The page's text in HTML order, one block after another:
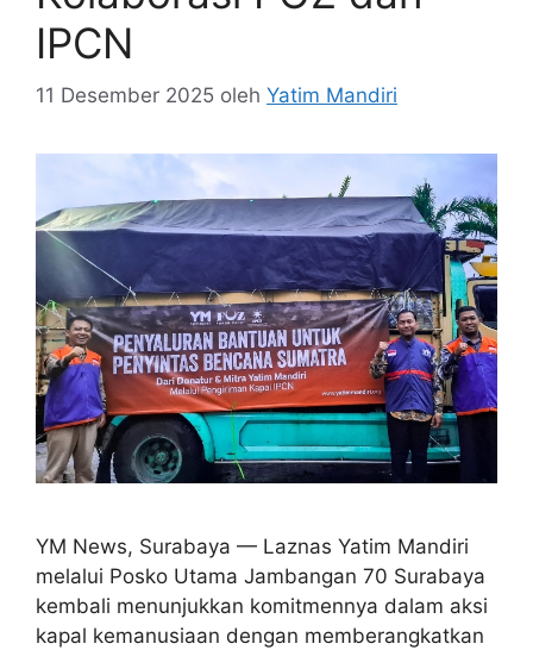
IPCN
11 Desember 2025 oleh Yatim Mandiri
YM News, Surabaya — Laznas Yatim Mandiri
melalui Posko Utama Jambangan 70 Surabaya
kembali menunjukkan komitmennya dalam aksi
kapal kemanusiaan dengan memberangkatkan